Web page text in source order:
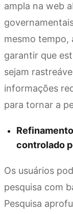
ampla na web
mesmo tempo,
garantir que
sejam
informações
para tornar a
controlado
Os usuários
pesquisa com
Pesquisa